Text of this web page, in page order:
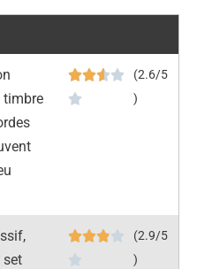
timbre
(2.6/5
)
set
(2.9/5
)